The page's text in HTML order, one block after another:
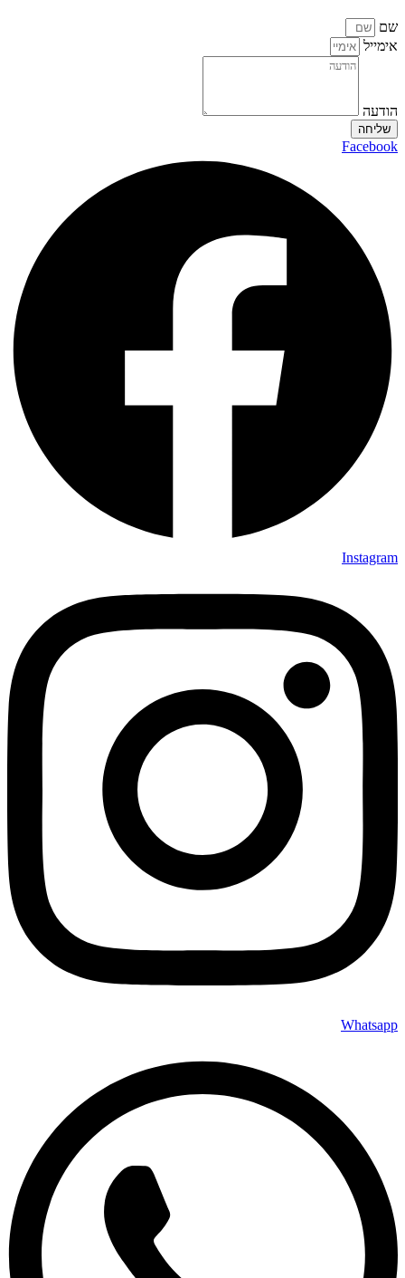
שם
אימייל
הודעה
שליחה
Facebook
Instagram
Whatsapp